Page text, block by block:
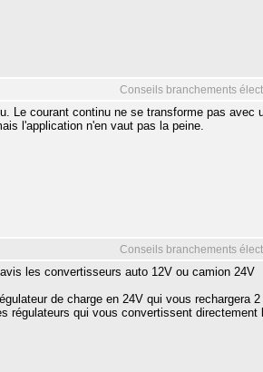
Conseils branchements
Le courant continu ne se transforme pas avec
l'application n'en vaut pas la peine.
Conseils branchements
les convertisseurs auto 12V ou camion 24V
de charge en 24V qui vous rechargera 2
régulateurs qui vous convertissent directement